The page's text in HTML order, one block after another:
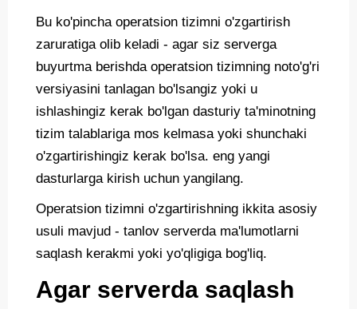
Bu ko'pincha operatsion tizimni o'zgartirish
zaruratiga olib keladi - agar siz serverga
buyurtma berishda operatsion tizimning noto'g'ri
versiyasini tanlagan bo'lsangiz yoki u
ishlashingiz kerak bo'lgan dasturiy ta'minotning
tizim talablariga mos kelmasa yoki shunchaki
o'zgartirishingiz kerak bo'lsa. eng yangi
dasturlarga kirish uchun yangilang.
Operatsion tizimni o'zgartirishning ikkita asosiy
usuli mavjud - tanlov serverda ma'lumotlarni
saqlash kerakmi yoki yo'qligiga bog'liq.
Agar serverda saqlash